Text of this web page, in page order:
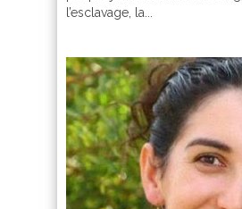
l’esclavage, la...